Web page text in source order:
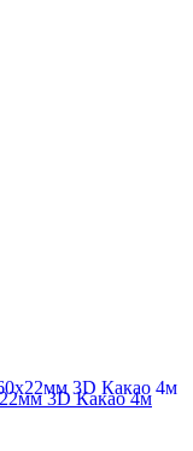
3D Какао 4м